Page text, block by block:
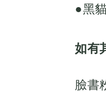
●黑
如有
臉書